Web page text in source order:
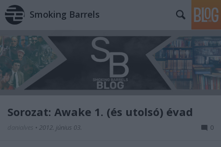
Smoking Barrels
Sorozat: Awake 1. (és utolsó) évad
• 2012. június 03. 0